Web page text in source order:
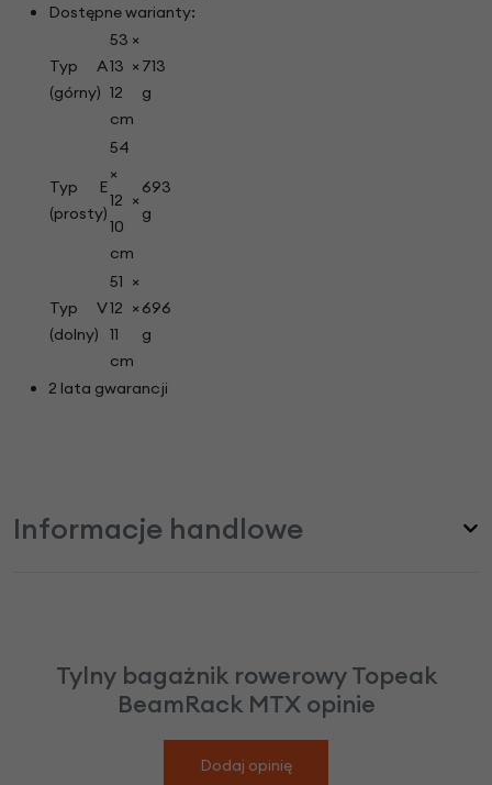
Dostępne warianty:
Typ A
(górny)
53 ×
13 ×
12
cm
713
g
Typ E
(prosty)
54
×
12 ×
10
cm
693
g
Typ V
(dolny)
51 ×
12 ×
11
cm
696
g
2 lata gwarancji
Informacje handlowe
Tylny bagażnik rowerowy Topeak
BeamRack MTX opinie
Dodaj opinię